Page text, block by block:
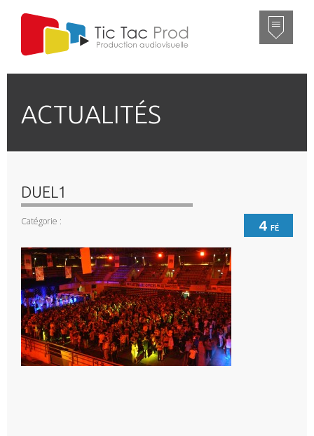
ACTUALITÉS
DUEL1
Catégorie : 4 FÉ